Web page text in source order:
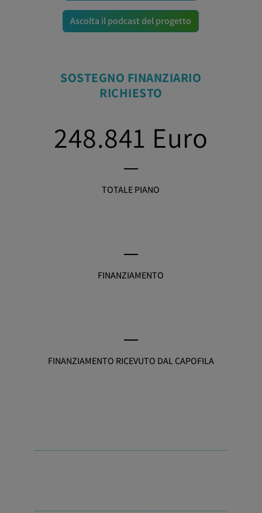
Ascolta il podcast del progetto
SOSTEGNO FINANZIARIO
RICHIESTO
248.841 Euro
TOTALE PIANO
FINANZIAMENTO
FINANZIAMENTO RICEVUTO DAL CAPOFILA